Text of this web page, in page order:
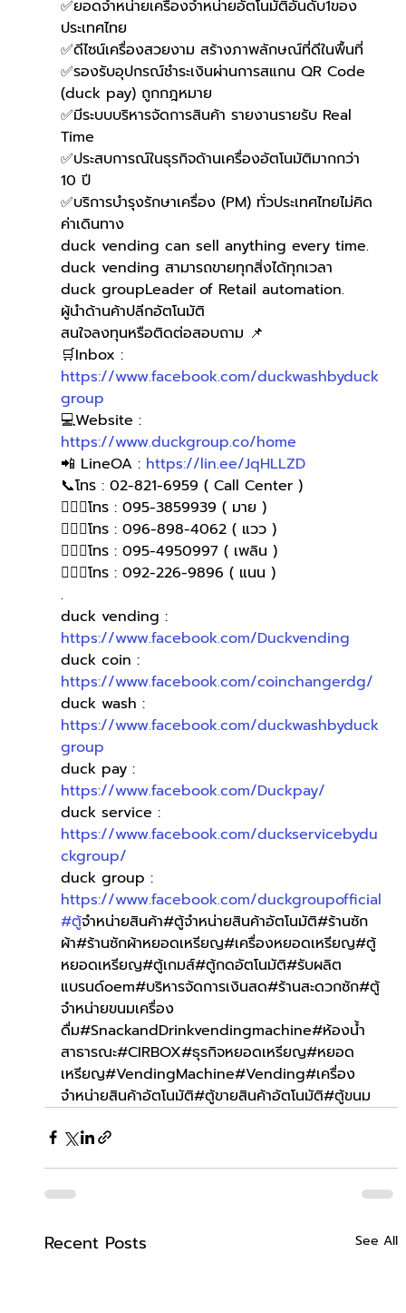
✅ยอดจำหน่ายเครื่องจำหน่ายอัตโนมัติอันดับ1ของ
ประเทศไทย
✅ดีไซน์เครื่องสวยงาม สร้างภาพลักษณ์ที่ดีในพื้นที่
✅รองรับอุปกรณ์ชำระเงินผ่านการสแกน QR Code
(duck pay) ถูกกฎหมาย
✅มีระบบบริหารจัดการสินค้า รายงานรายรับ Real
Time
✅ประสบการณ์ในธุรกิจด้านเครื่องอัตโนมัติมากกว่า
10 ปี
✅บริการบำรุงรักษาเครื่อง (PM) ทั่วประเทศไทยไม่คิด
ค่าเดินทาง
duck vending can sell anything every time.
duck vending สามารถขายทุกสิ่งได้ทุกเวลา
duck groupLeader of Retail automation.
ผู้นำด้านค้าปลีกอัตโนมัติ
สนใจลงทุนหรือติดต่อสอบถาม 📌
🛒Inbox :
https://www.facebook.com/duckwashbyduck
group
💻Website :
https://www.duckgroup.co/home
📲 LineOA : https://lin.ee/JqHLLZD
📞โทร : 02-821-6959 ( Call Center )
🙋🏻‍♀️โทร : 095-3859939 ( มาย )
🙋🏻‍♀โทร : 096-898-4062 ( แวว )
🙋🏻‍♀โทร : 095-4950997 ( เพลิน )
🙋🏻‍♀️โทร : 092-226-9896 ( แนน )
.
duck vending :
https://www.facebook.com/Duckvending
duck coin :
https://www.facebook.com/coinchangerdg/
duck wash :
https://www.facebook.com/duckwashbyduck
group
duck pay :
https://www.facebook.com/Duckpay/
duck service :
https://www.facebook.com/duckservicebydu
ckgroup/
duck group :
https://www.facebook.com/duckgroupofficial
#ตู้จำหน่ายสินค้า#ตู้จำหน่ายสินค้าอัตโนมัติ#ร้านซัก
ผ้า#ร้านซักผ้าหยอดเหรียญ#เครื่องหยอดเหรียญ#ตู้
หยอดเหรียญ#ตู้เกมส์#ตู้กดอัตโนมัติ#รับผลิต
แบรนด์oem#บริหารจัดการเงินสด#ร้านสะดวกซัก#ตู้
จำหน่ายขนมเครื่อง
ดื่ม#SnackandDrinkvendingmachine#ห้องน้ำ
สาธารณะ#CIRBOX#ธุรกิจหยอดเหรียญ#หยอด
เหรียญ#VendingMachine#Vending#เครื่อง
จำหน่ายสินค้าอัตโนมัติ#ตู้ขายสินค้าอัตโนมัติ#ตู้ขนม
Recent Posts See All